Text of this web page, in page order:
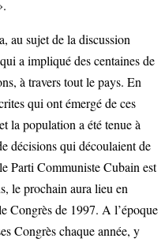
au sujet de la discussion
a impliqué des centaines de
à travers tout le pays. En
qui ont émergé de ces
la population a été tenue à
décisions qui découlaient de
Parti Communiste Cubain est
le prochain aura lieu en
Congrès de 1997. A l’époque
Congrès chaque année, y